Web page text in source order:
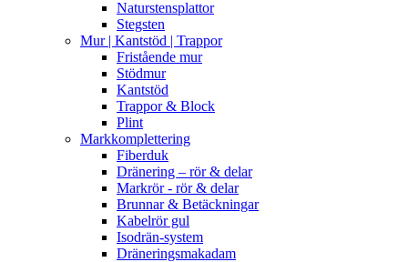
Naturstensplattor
Stegsten
Mur | Kantstöd | Trappor
Fristående mur
Stödmur
Kantstöd
Trappor & Block
Plint
Markkomplettering
Fiberduk
Dränering – rör & delar
Markrör - rör & delar
Brunnar & Betäckningar
Kabelrör gul
Isodrän-system
Dräneringsmakadam